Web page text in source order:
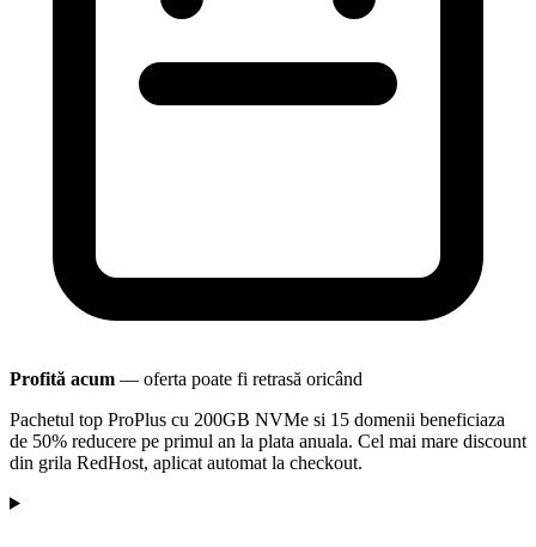
Profită acum — oferta poate fi retrasă oricând
Pachetul top ProPlus cu 200GB NVMe si 15 domenii beneficiaza
de 50% reducere pe primul an la plata anuala. Cel mai mare discount
din grila RedHost, aplicat automat la checkout.